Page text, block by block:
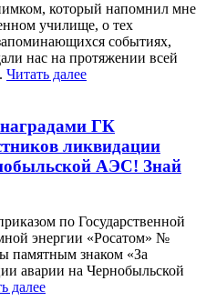
который напомнил мне
училище, о тех
событиях,
нас на протяжении всей
Читать далее
ГК
ликвидации
АЭС! Знай
по Государственной
энергии «Росатом» №
памятным знаком «За
аварии на Чернобыльской
далее